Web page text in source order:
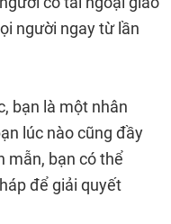
người ngay từ lần
bạn là một nhân
lúc nào cũng đầy
mẫn, bạn có thể
để giải quyết